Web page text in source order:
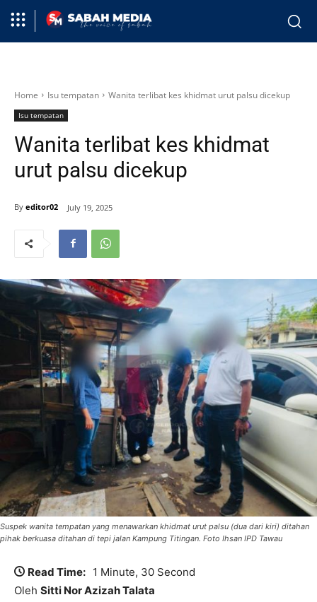
Home Isu tempatan Wanita terlibat kes khidmat urut palsu dicekup
Isu tempatan
Wanita terlibat kes khidmat
urut palsu dicekup
By editor02 July 19, 2025
Suspek wanita tempatan yang menawarkan khidmat urut palsu (dua dari kiri) ditahan
pihak berkuasa ditahan di tepi jalan Kampung Titingan. Foto Ihsan IPD Tawau
Read Time: 1 Minute, 30 Second
Oleh Sitti Nor Azizah Talata